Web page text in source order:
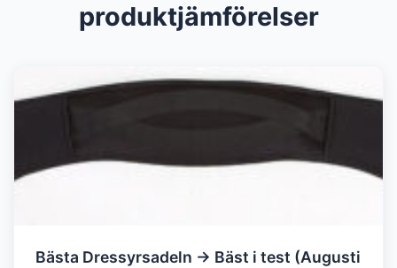
produktjämförelser
Bästa Dressyrsadeln → Bäst i test (Augusti